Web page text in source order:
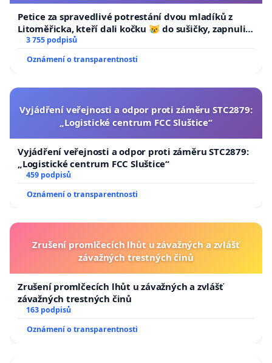
Petice za spravedlivé potrestání dvou mladíků z
Litoměřicka, kteří dali kočku 😿 do sušičky, zapnuli ji
a umírání zvířete natočili.
3 755 podpisů
Oznámení o transparentnosti
Vyjádření veřejnosti a odpor proti záměru STC2879:
„Logistické centrum FCC Sluštice“
Vyjádření veřejnosti a odpor proti záměru STC2879:
„Logistické centrum FCC Sluštice“
459 podpisů
Oznámení o transparentnosti
Zrušení promlčecích lhůt u závažných a zvlášť
závažných trestných činů
Zrušení promlčecích lhůt u závažných a zvlášť
závažných trestných činů
163 podpisů
Oznámení o transparentnosti